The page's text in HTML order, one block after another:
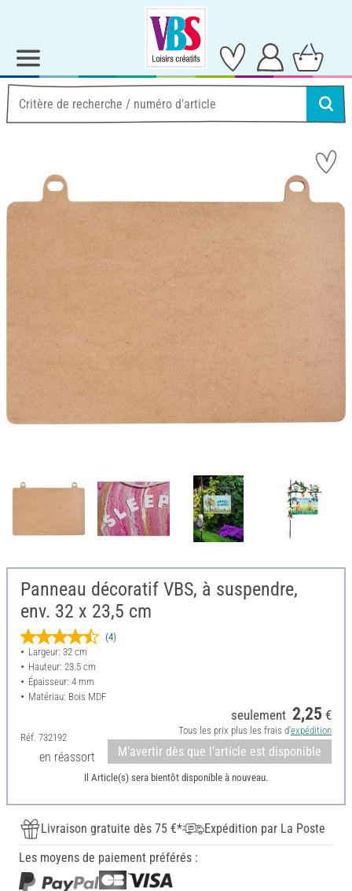
Panneau décoratif VBS, à suspendre,
env. 32 x 23,5 cm
(4)
Largeur: 32 cm
Hauteur: 23.5 cm
Épaisseur: 4 mm
Matériau: Bois MDF
Réf. 732192
en réassort
seulement 2,25 €
Tous les prix plus les frais d'expédition
M’avertir dès que l’article est disponible
Il Article(s) sera bientôt disponible à nouveau.
Livraison gratuite dès 75 €*
Expédition par La Poste
Les moyens de paiement préférés :